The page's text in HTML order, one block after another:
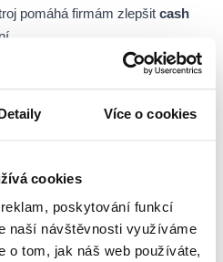
Více o cookies
cookies
poskytování funkcí
naší návštěvnosti využíváme
o tom, jak náš web používáte,
pomáhá firmám zlepšit cash
součástí finančního řízení
nástroje nazajištění
finanční ztráty a udržovat
hypotéku online